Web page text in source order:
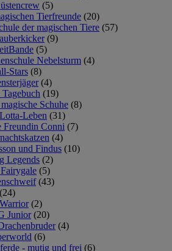
(5)
Tierfreunde (20)
der magischen Tiere (57)
(9)
(5)
Nebelsturm (4)
Stars (8)
(4)
Tagebuch (19)
Schuhe (8)
Leben (31)
Freundin Conni (7)
(4)
und Findus (10)
Legends (2)
(5)
(43)
(24)
(2)
Junior (20)
(4)
(6)
- mutig und frei (6)